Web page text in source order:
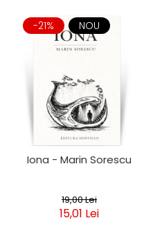
-21% NOU
Iona - Marin Sorescu
19,00 Lei
15,01 Lei